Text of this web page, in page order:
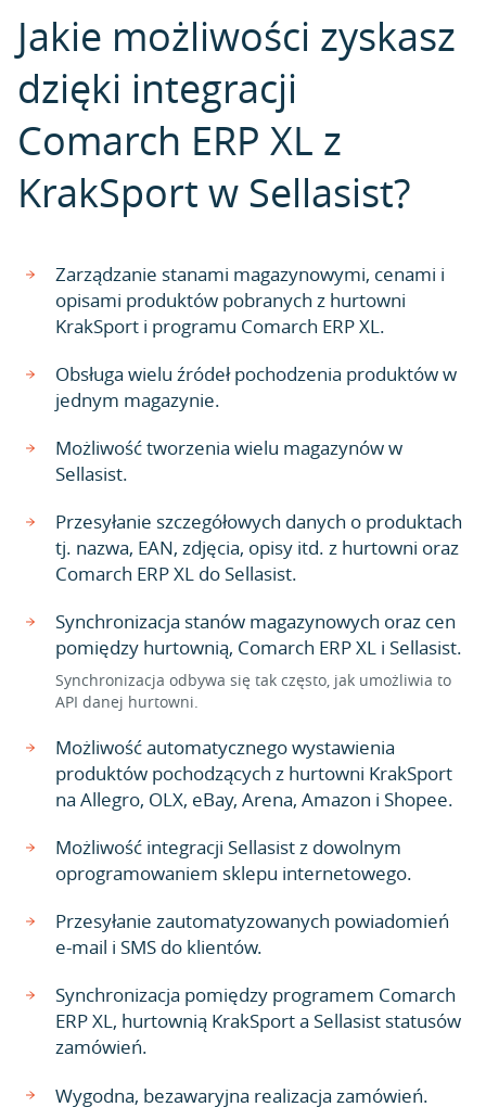
Jakie możliwości zyskasz
dzięki integracji
Comarch ERP XL z
KrakSport w Sellasist?
Zarządzanie stanami magazynowymi, cenami i
opisami produktów pobranych z hurtowni
KrakSport i programu Comarch ERP XL.
Obsługa wielu źródeł pochodzenia produktów w
jednym magazynie.
Możliwość tworzenia wielu magazynów w
Sellasist.
Przesyłanie szczegółowych danych o produktach
tj. nazwa, EAN, zdjęcia, opisy itd. z hurtowni oraz
Comarch ERP XL do Sellasist.
Synchronizacja stanów magazynowych oraz cen
pomiędzy hurtownią, Comarch ERP XL i Sellasist.
Synchronizacja odbywa się tak często, jak umożliwia to
API danej hurtowni.
Możliwość automatycznego wystawienia
produktów pochodzących z hurtowni KrakSport
na Allegro, OLX, eBay, Arena, Amazon i Shopee.
Możliwość integracji Sellasist z dowolnym
oprogramowaniem sklepu internetowego.
Przesyłanie zautomatyzowanych powiadomień
e-mail i SMS do klientów.
Synchronizacja pomiędzy programem Comarch
ERP XL, hurtownią KrakSport a Sellasist statusów
zamówień.
Wygodna, bezawaryjna realizacja zamówień.